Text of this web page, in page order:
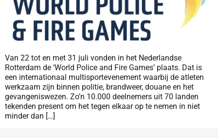
Van 22 tot en met 31 juli vonden in het Nederlandse
Rotterdam de ‘World Police and Fire Games’ plaats. Dat is
een internationaal multisportevenement waarbij de atleten
werkzaam zijn binnen politie, brandweer, douane en het
gevangeniswezen. Zo’n 10.000 deelnemers uit 70 landen
tekenden present om het tegen elkaar op te nemen in niet
minder dan […]